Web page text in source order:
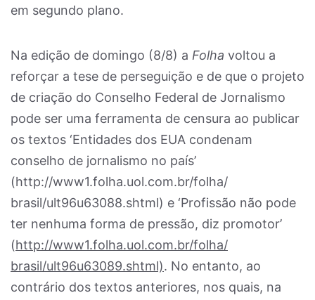
em segundo plano.
Na edição de domingo (8/8) a Folha voltou a
reforçar a tese de perseguição e de que o projeto
de criação do Conselho Federal de Jornalismo
pode ser uma ferramenta de censura ao publicar
os textos ‘Entidades dos EUA condenam
conselho de jornalismo no país’
(http://www1.folha.uol.com.br/folha/
brasil/ult96u63088.shtml) e ‘Profissão não pode
ter nenhuma forma de pressão, diz promotor’
(http://www1.folha.uol.com.br/folha/
brasil/ult96u63089.shtml). No entanto, ao
contrário dos textos anteriores, nos quais, na